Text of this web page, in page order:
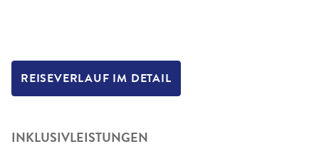
REISEVERLAUF IM DETAIL
INKLUSIVLEISTUNGEN